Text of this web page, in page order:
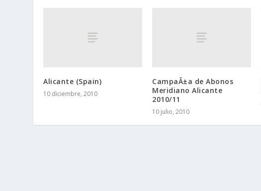
Alicante (Spain)
10 diciembre, 2010
CampaÃ±a de Abonos
Meridiano Alicante
2010/11
10 julio, 2010